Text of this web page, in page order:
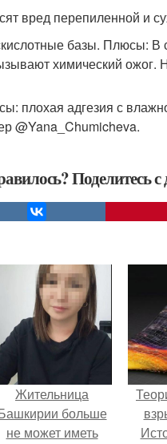
вред перепиленной и
базы. Плюсы: В
химический ожог.
плохая адгезия с
@Yana_Chumicheva.
Поделитесь с
Жительница
больше
не может иметь